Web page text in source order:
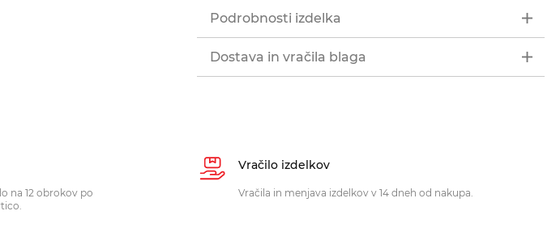
Podrobnosti izdelka
Dostava in vračila blaga
na 12 obrokov po
Vračilo izdelkov
Vračila in menjava izdelkov v 14 dneh od nakupa.